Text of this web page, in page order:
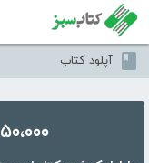
آپلود کتاب
۵۰،۰۰۰ کتاب در موبایل شما